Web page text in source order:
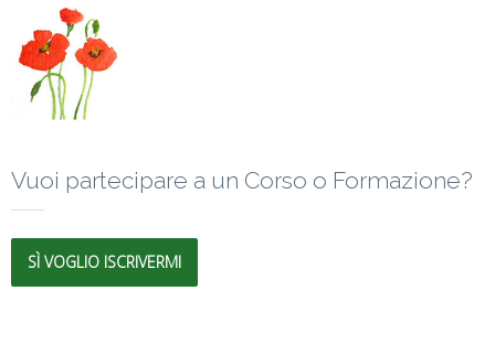
Vuoi partecipare a un Corso o Formazione?
SÌ VOGLIO ISCRIVERMI